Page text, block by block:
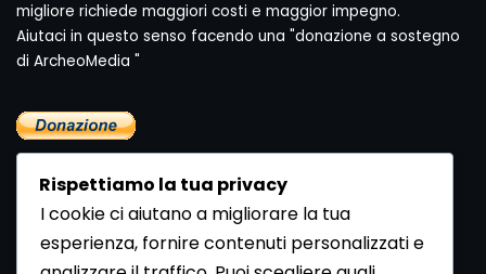
migliore richiede maggiori costi e maggior impegno.
Aiutaci in questo senso facendo una "donazione a sostegno
di ArcheoMedia "
Rispettiamo la tua privacy
I cookie ci aiutano a migliorare la tua
esperienza, fornire contenuti personalizzati e